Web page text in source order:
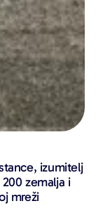
izumitelj
zemalja i
mreži